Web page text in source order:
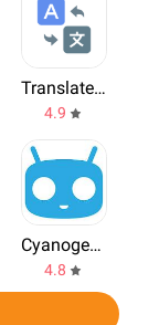
Translate - AI Translator
4.9
CyanogenMod
4.8